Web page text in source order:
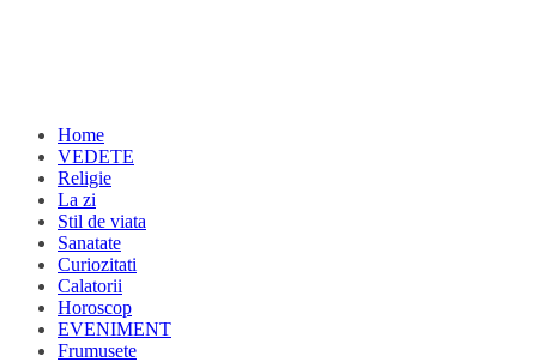
Home
VEDETE
Religie
La zi
Stil de viata
Sanatate
Curiozitati
Calatorii
Horoscop
EVENIMENT
Frumusete